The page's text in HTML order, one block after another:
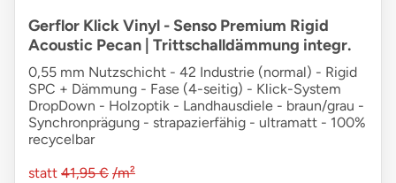
Gerflor Klick Vinyl - Senso Premium Rigid
Acoustic Pecan | Trittschalldämmung integr.
0,55 mm Nutzschicht - 42 Industrie (normal) - Rigid
SPC + Dämmung - Fase (4-seitig) - Klick-System
DropDown - Holzoptik - Landhausdiele - braun/grau -
Synchronprägung - strapazierfähig - ultramatt - 100%
recycelbar
statt 41,95 € /m²